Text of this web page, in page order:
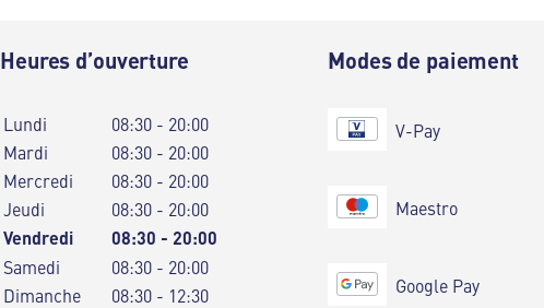
Heures d’ouverture
Lundi
08:30 - 20:00
Mardi
08:30 - 20:00
Mercredi
08:30 - 20:00
Jeudi
08:30 - 20:00
Vendredi 08:30 - 20:00
Samedi
08:30 - 20:00
Dimanche
08:30 - 12:30
Modes de paiement
V-Pay
Maestro
Google Pay